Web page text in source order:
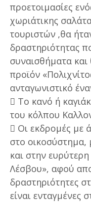
προετοιμασίες
χωριάτικης
τουριστών ,θα
δραστηριότητας
συναισθήματα και
προϊόν
ανταγωνιστικό
 Το κανό ή
του κόλπου
 Οι εκδρομές με
στο
και στην
Λέσβου», αφού
δραστηριότητες
είναι ενταγμένες